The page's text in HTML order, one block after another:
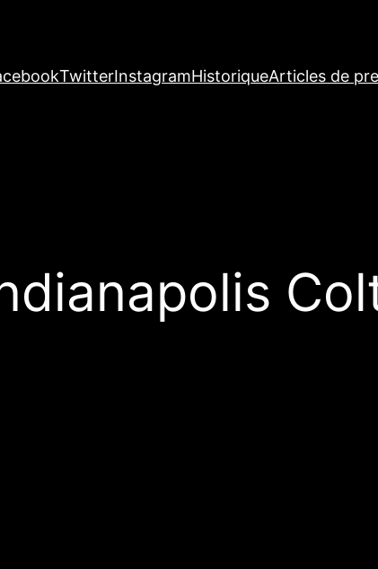
TwitterInstagramHistoriqueArticles de